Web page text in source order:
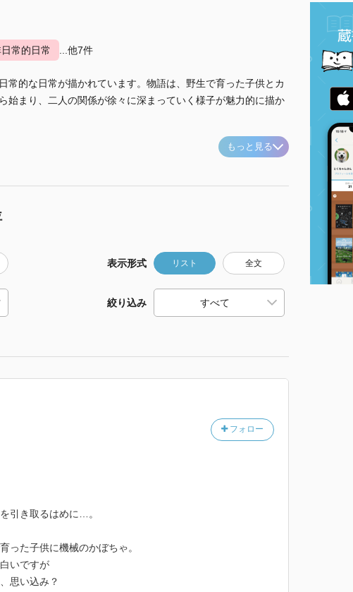
常的日常 ...他7件
常的な日常が描かれています。物語は、野生で育った子供とカ
始まり、二人の関係が徐々に深まっていく様子が魅力的に描か
もっと見る
表示形式 リスト 全文
絞り込み
フォロー
引き取るはめに…。
った子供に機械のかぼちゃ。
いですが
思い込み？